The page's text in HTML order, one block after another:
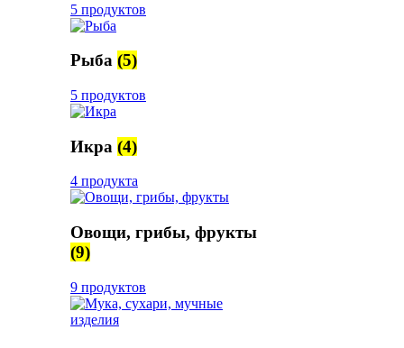
5 продуктов
Рыба (5)
5 продуктов
Икра (4)
4 продукта
Овощи, грибы, фрукты
(9)
9 продуктов